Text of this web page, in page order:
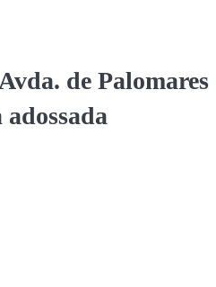
de Palomares
adossada